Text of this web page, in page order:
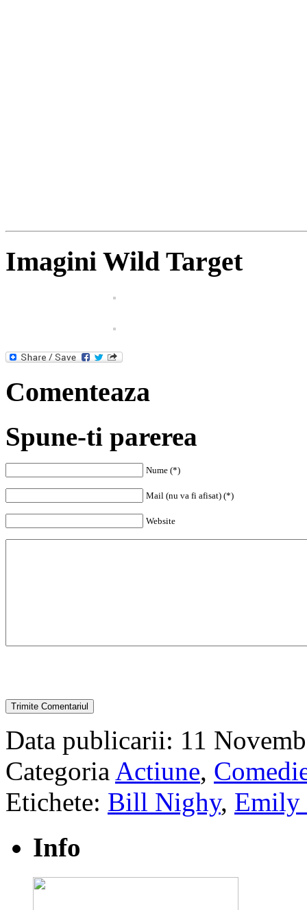
Imagini Wild Target
Comenteaza
Spune-ti parerea
Nume (*)
Mail (nu va fi afisat) (*)
Website
Data publicarii: 11
Categoria Actiune,
Etichete: Bill Nighy, Emily
Info